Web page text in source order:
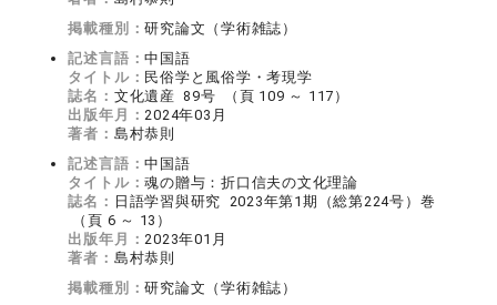
掲載種別：研究論文（学術雑誌）
記述言語：中国語
タイトル： 民俗学と風俗学・考現学
誌名： 文化遺産 89号 （頁 109 ～ 117）
出版年月：2024年03月
著者： 島村恭則
記述言語：中国語
タイトル：魂の贈与：折口信夫の文化理論
誌名： 日語学習與研究 2023年第1期（総第224号）巻
（頁 6 ～ 13）
出版年月：2023年01月
著者： 島村恭則
掲載種別：研究論文（学術雑誌）